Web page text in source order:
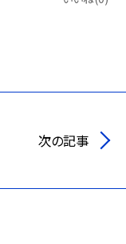
次の記事